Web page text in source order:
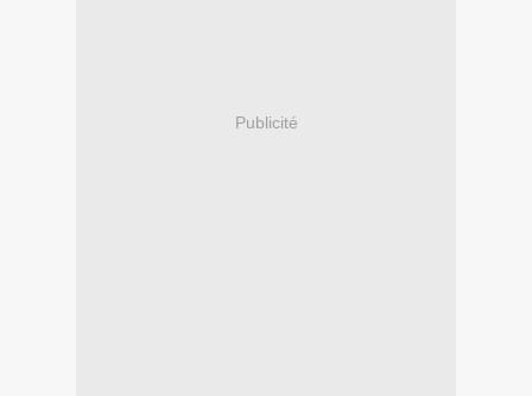
Publicité